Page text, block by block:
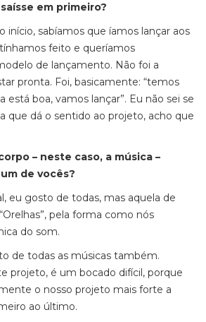
em primeiro?
início, sabíamos que íamos lançar aos
feito e queríamos
de lançamento. Não foi a
pronta. Foi, basicamente: “temos
está boa, vamos lançar”. Eu não sei se
que dá o sentido ao projeto, acho que
– neste caso, a música –
de vocês?
eu gosto de todas, mas aquela de
pela forma como nós
do som.
de todas as músicas também.
projeto, é um bocado difícil, porque
o nosso projeto mais forte a
ao último.